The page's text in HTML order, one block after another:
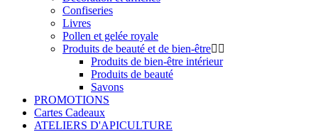
Confiseries
Livres
Pollen et gelée royale
Produits de beauté et de bien-être
Produits de bien-être intérieur
Produits de beauté
Savons
PROMOTIONS
Cartes Cadeaux
ATELIERS D'APICULTURE